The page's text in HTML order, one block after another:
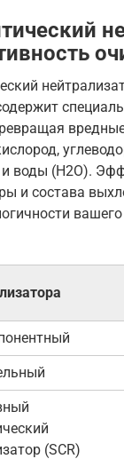
и воды (H2O).
и состава
(SCR)